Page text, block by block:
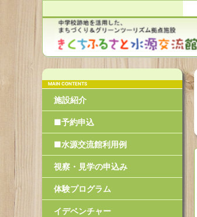
施設紹介
■予約申込
■水源交流館利用例
視察・見学の申込み
体験プログラム
イデベンチャー